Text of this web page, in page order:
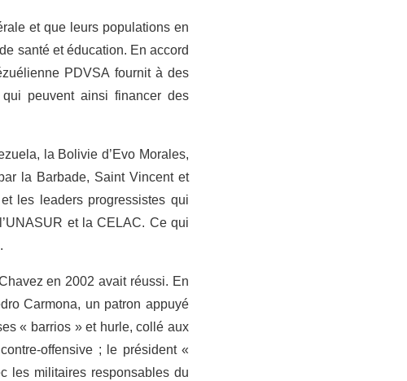
et que leurs populations en
santé et éducation. En accord
PDVSA fournit à des
peuvent ainsi financer des
la Bolivie d’Evo Morales,
la Barbade, Saint Vincent et
les leaders progressistes qui
et la CELAC. Ce qui
en 2002 avait réussi. En
Carmona, un patron appuyé
« barrios » et hurle, collé aux
offensive ; le président «
les militaires responsables du